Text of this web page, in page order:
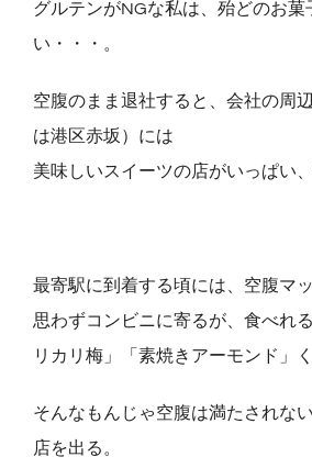
グルテンがNGな私は、殆どのお菓
い・・・。
空腹のまま退社すると、会社の周
は港区赤坂）には
美味しいスイーツの店がいっぱい
最寄駅に到着する頃には、空腹マッ
思わずコンビニに寄るが、食べれ
リカリ梅」「素焼きアーモンド」
そんなもんじゃ空腹は満たされな
店を出る。